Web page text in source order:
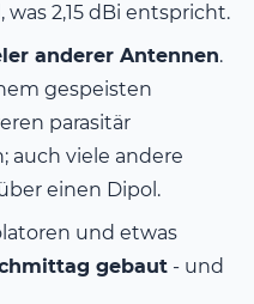
2,15 dBi entspricht.
anderer Antennen.
gespeisten
parasitär
auch viele andere
einen Dipol.
und etwas
gebaut - und